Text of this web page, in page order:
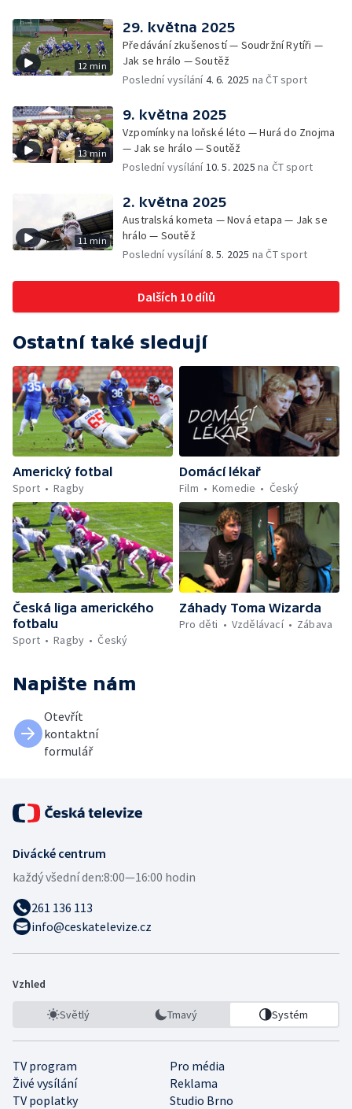
12 min
29. května 2025
Předávání zkušeností — Soudržní Rytíři —
Jak se hrálo — Soutěž
Poslední vysílání4. 6. 2025 na ČT sport
13 min
9. května 2025
Vzpomínky na loňské léto — Hurá do Znojma
— Jak se hrálo — Soutěž
Poslední vysílání10. 5. 2025 na ČT sport
11 min
2. května 2025
Australská kometa — Nová etapa — Jak se
hrálo — Soutěž
Poslední vysílání8. 5. 2025 na ČT sport
Dalších 10 dílů
Ostatní také sledují
Americký fotbal
Sport
Ragby
Domácí lékař
Film
Komedie Český
Česká liga amerického
fotbalu
Sport
Ragby Český
Záhady Toma Wizarda
Pro děti
Vzdělávací Zábava
Napište nám
Otevřít
kontaktní
formulář
Divácké centrum
každý všední den:8:00—16:00 hodin
261 136 113
info@ceskatelevize.cz
Vzhled
Světlý Tmavý Systém
TV program
Pro média
Živé vysílání
Reklama
TV poplatky
Studio Brno